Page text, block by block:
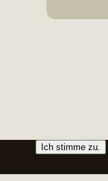
Ich stimme zu.